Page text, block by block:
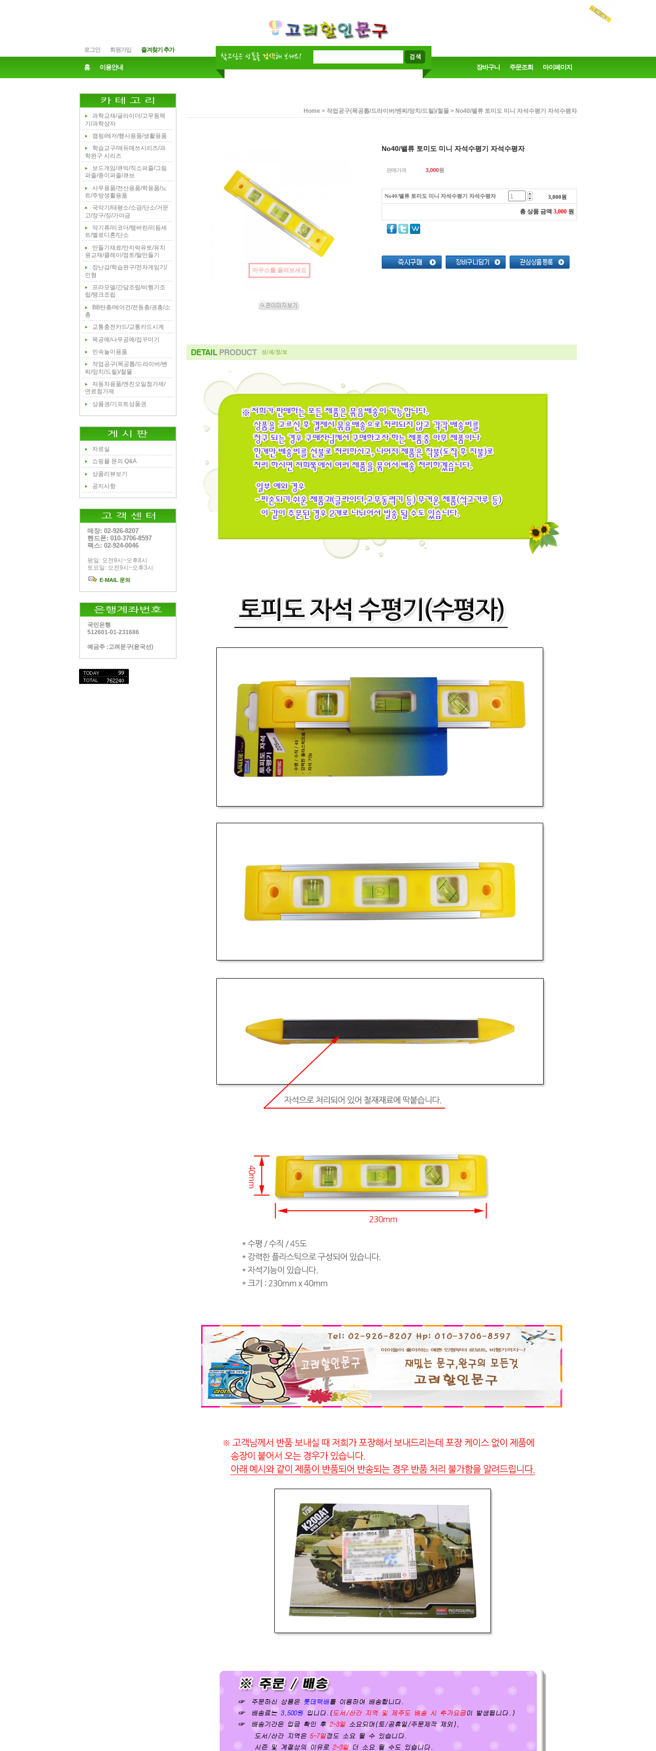
로그인 회원가입 즐겨찾기 추가
홈 이용안내 장바구니 주문조회 마이페이지
과학교재/글라이더/고무동력
기/과학상자
캠핑/레저/행사용품/생활용품
학습교구/애듀매쓰시리즈/과
학완구 시리즈
보드게임/큐빅/직소퍼즐/그림
퍼즐/종이퍼즐/큐브
사무용품/전산용품/학용품/노
트/주방생활용품
국악기/태평소/소금/단소/거문
고/장구/징/가야금
악기류/리코더/탬버린/리듬세
트/멜로디혼/단소
만들기재료/만지락유토/유치
원교재/클레이/점토/탈만들기
장난감/학습완구/전자게임기/
인형
프라모델/간담조립/비행기조
립/탱크조립
BB탄총/에어건/전동총/권총/소
총
교통충전카드/교통카드시계
목공예/나무공예/집꾸미기
민속놀이용품
작업공구(목공톱/드라이버/벤
찌/망치/드릴)/철물
자동차용품/엔진오일첨가제/
연료첨가제
상품권/기프트상품권
자료실
쇼핑몰 문의 Q&A
상품리뷰보기
공지사항
매장: 02-926-8207
핸드폰: 010-3706-8597
팩스: 02-924-0046
평일: 오전9시~오후8시
토요일: 오전9시~오후3시
E-MAIL 문의
국민은행
512601-01-231686
예금주 :고려문구(윤국선)
Home > 작업공구(목공톱/드라이버/벤찌/망치/드릴)/철물 > No40/밸류 토미도 미니 자석수평기 자석수평자
마우스를 올려보세요
No40/밸류 토미도 미니 자석수평기 자석수평자
판매가격 3,000원
No40/밸류 토미도 미니 자석수평기 자석수평자 3,000원
총 상품 금액 3,000 원